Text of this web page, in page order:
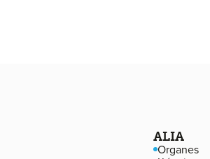
Navigation de pied de page
ALIA
Organes